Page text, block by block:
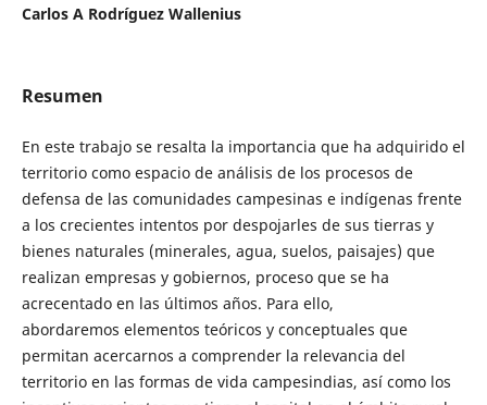
Carlos A Rodríguez Wallenius
Resumen
En este trabajo se resalta la importancia que ha adquirido el
territorio como espacio de análisis de los procesos de
defensa de las comunidades campesinas e indígenas frente
a los crecientes intentos por despojarles de sus tierras y
bienes naturales (minerales, agua, suelos, paisajes) que
realizan empresas y gobiernos, proceso que se ha
acrecentado en las últimos años. Para ello,
abordaremos elementos teóricos y conceptuales que
permitan acercarnos a comprender la relevancia del
territorio en las formas de vida campesindias, así como los